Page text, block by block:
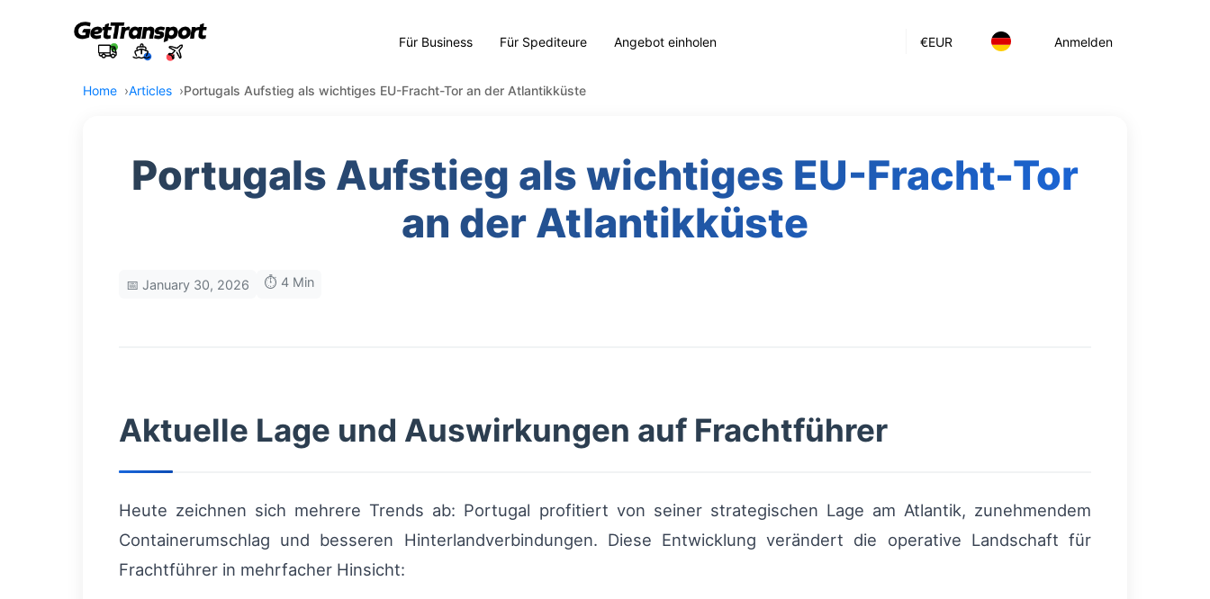
€EUR Anmelden
Für Business Für Spediteure Angebot einholen
Home Articles Portugals Aufstieg als wichtiges EU-Fracht-Tor an der Atlantikküste
Portugals Aufstieg als wichtiges EU-Fracht-Tor
an der Atlantikküste
📅 January 30, 2026 ⏱️ 4 Min
Aktuelle Lage und Auswirkungen auf Frachtführer
Heute zeichnen sich mehrere Trends ab: Portugal profitiert von seiner strategischen Lage am Atlantik, zunehmendem
Containerumschlag und besseren Hinterlandverbindungen. Diese Entwicklung verändert die operative Landschaft für
Frachtführer in mehrfacher Hinsicht: